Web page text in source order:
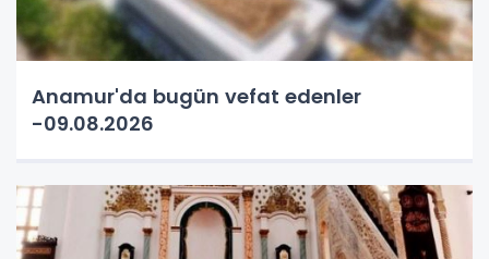
Anamur'da bugün vefat edenler
-09.08.2026